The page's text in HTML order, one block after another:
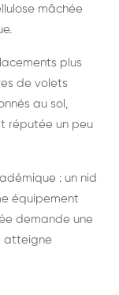
mâchée
plus
de volets
au sol,
réputée un peu
: un nid
équipement
demande une
atteigne